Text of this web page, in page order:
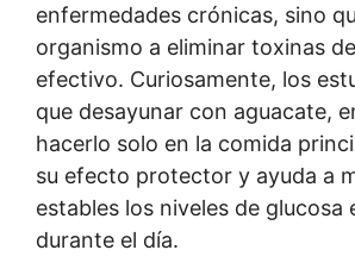
enfermedades crónicas, sino
organismo a eliminar toxinas
efectivo. Curiosamente, los
que desayunar con aguacate,
hacerlo solo en la comida
su efecto protector y ayuda a
estables los niveles de glucosa
durante el día.